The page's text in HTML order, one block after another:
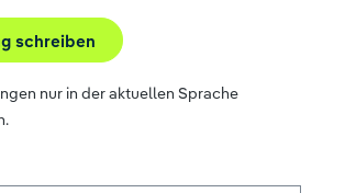
schreiben
nur in der aktuellen Sprache